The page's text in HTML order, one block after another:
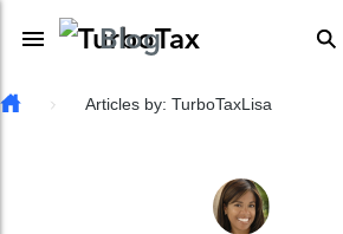
Skip to main content
Toggle Navigation
Blog
Articles by: TurboTaxLisa